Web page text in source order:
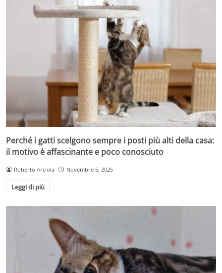
Perché i gatti scelgono sempre i posti più alti della casa:
il motivo è affascinante e poco conosciuto
Roberto Arciola Novembre 5, 2025
Leggi di più